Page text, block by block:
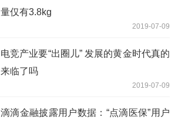
量仅有3.8kg
2019-07-09
电竞产业要“出圈儿” 发展的黄金时代真的
来临了吗
2019-07-09
滴滴金融披露用户数据：“点滴医保”用户